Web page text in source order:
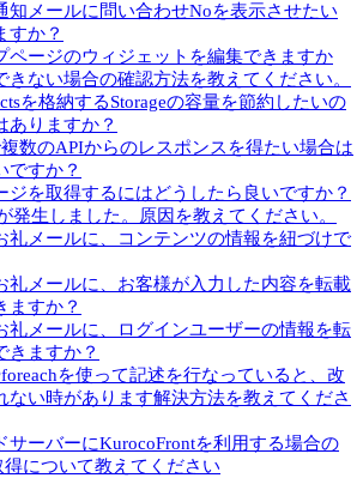
知メールに問い合わせNoを表示させたい
すか？
ページのウィジェットを編集できますか
きない場合の確認方法を教えてください。
を格納するStorageの容量を節約したいの
ありますか？
数のAPIからのレスポンスを得たい場合は
ですか？
ジを取得するにはどうしたら良いですか？
発生しました。原因を教えてください。
礼メールに、コンテンツの情報を紐づけで
礼メールに、お客様が入力した内容を転載
ますか？
礼メールに、ログインユーザーの情報を転
きますか？
を使って記述を行なっていると、改
ない時があります解決方法を教えてくださ
サーバーにKurocoFrontを利用する場合の
について教えてください